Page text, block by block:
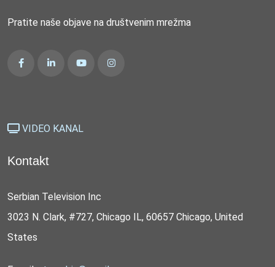
Pratite naše objave na društvenim mrežma
VIDEO KANAL
Kontakt
Serbian Television Inc
3023 N. Clark, #727, Chicago IL, 60657 Chicago, United
States